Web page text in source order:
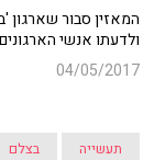
המאזין סבור שארגון
ולדעתו אנשי
04/05/2017
תעשייה בצלם